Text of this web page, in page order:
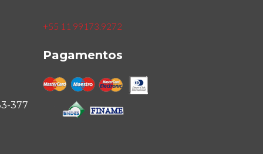
377
+55 11 99173.9272
Pagamentos